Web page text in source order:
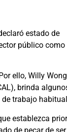
estado de
público como
ello, Willy
brinda
trabajo
establezca